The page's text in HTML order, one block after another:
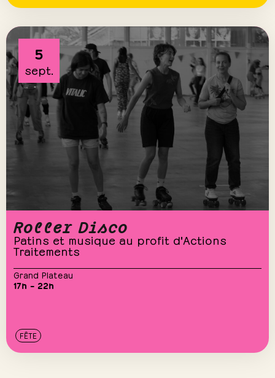
5
sept.
Roller Disco
Patins et musique au profit d'Actions
Traitements
Grand Plateau
17h – 22h
FÊTE